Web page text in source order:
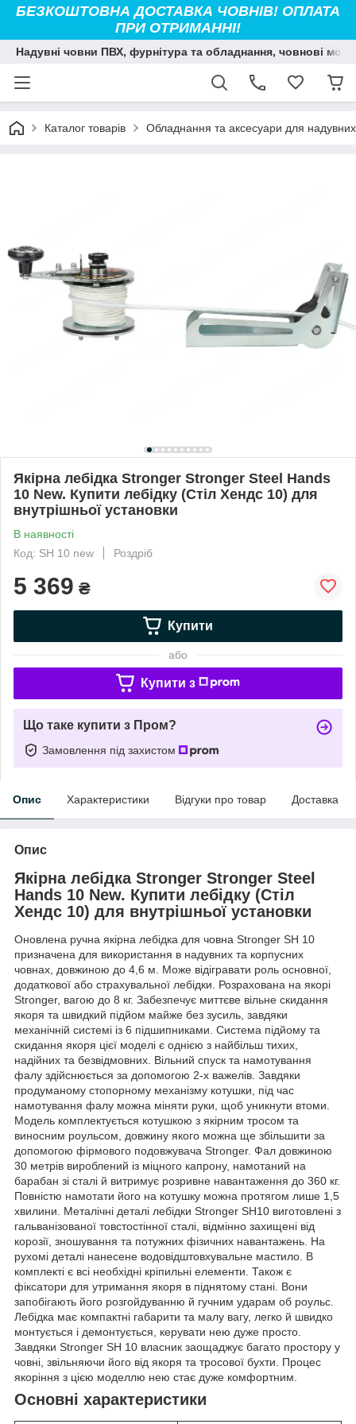
БЕЗКОШТОВНА ДОСТАВКА ЧОВНІВ! ОПЛАТА
ПРИ ОТРИМАННІ!
Надувні човни ПВХ, фурнітура та обладнання, човнові
Каталог товарів Обладнання та аксесуари для надувних
Якірна лебідка Stronger Stronger Steel Hands
10 New. Купити лебідку (Стіл Хендс 10) для
внутрішньої установки
В наявності
Код: SH 10 new
Роздріб
5 369 ₴
Купити
або
Купити з
Що таке купити з Пром?
Замовлення під захистом
Опис Характеристики Відгуки про товар Доставка
Опис
Якірна лебідка Stronger Stronger Steel
Hands 10 New. Купити лебідку (Стіл
Хендс 10) для внутрішньої установки
Оновлена ручна якірна лебідка для човна Stronger SH 10
призначена для використання в надувних та корпусних
човнах, довжиною до 4,6 м. Може відігравати роль основної,
додаткової або страхувальної лебідки. Розрахована на якорі
Stronger, вагою до 8 кг. Забезпечує миттєве вільне скидання
якоря та швидкий підйом майже без зусиль, завдяки
механічній системі із 6 підшипниками. Система підйому та
скидання якоря цієї моделі є однією з найбільш тихих,
надійних та безвідмовних. Вільний спуск та намотування
фалу здійснюється за допомогою 2-х важелів. Завдяки
продуманому стопорному механізму котушки, під час
намотування фалу можна міняти руки, щоб уникнути втоми.
Модель комплектується котушкою з якірним тросом та
виносним роульсом, довжину якого можна ще збільшити за
допомогою фірмового подовжувача Stronger. Фал довжиною
30 метрів вироблений із міцного капрону, намотаний на
барабан зі сталі й витримує розривне навантаження до 360 кг.
Повністю намотати його на котушку можна протягом лише 1,5
хвилини. Металічні деталі лебідки Stronger SH10 виготовлені з
гальванізованої товстостінної сталі, відмінно захищені від
корозії, зношування та потужних фізичних навантажень. На
рухомі деталі нанесене водовідштовхувальне мастило. В
комплекті є всі необхідні кріпильні елементи. Також є
фіксатори для утримання якоря в піднятому стані. Вони
запобігають його розгойдуванню й гучним ударам об роульс.
Лебідка має компактні габарити та малу вагу, легко й швидко
монтується і демонтується, керувати нею дуже просто.
Завдяки Stronger SH 10 власник заощаджує багато простору у
човні, звільняючи його від якоря та тросової бухти. Процес
якоріння з цією моделлю нею стає дуже комфортним.
Основні характеристики